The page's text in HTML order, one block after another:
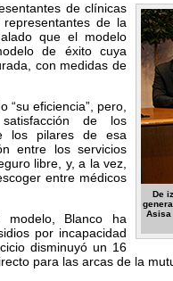
De
Asisa
de clínicas
de la
que el modelo
de éxito cuya
con medidas de
“su eficiencia”, pero,
de los
los pilares de esa
entre los servicios
libre, y, a la vez,
entre médicos
Blanco ha
por incapacidad
disminuyó un 16
para las arcas de la